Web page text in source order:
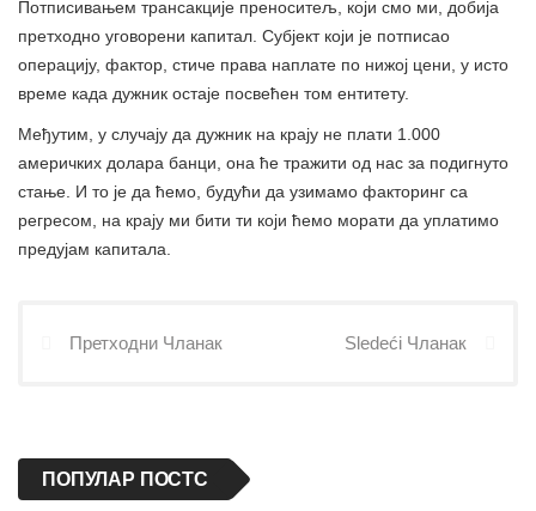
Потписивањем трансакције преноситељ, који смо ми, добија
претходно уговорени капитал. Субјект који је потписао
операцију, фактор, стиче права наплате по нижој цени, у исто
време када дужник остаје посвећен том ентитету.
Међутим, у случају да дужник на крају не плати 1.000
америчких долара банци, она ће тражити од нас за подигнуто
стање. И то је да ћемо, будући да узимамо факторинг са
регресом, на крају ми бити ти који ћемо морати да уплатимо
предујам капитала.
Претходни Чланак Sledeći Чланак
ПОПУЛАР ПОСТС